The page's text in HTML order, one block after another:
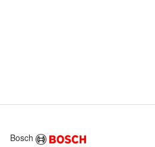
Bosch